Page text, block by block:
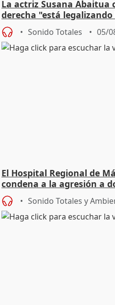
La actriz Susana Abaitua
derecha "está
Sonido Totales 05/
El Hospital Regional de
condena a la agresión a
Urgencias
Sonido Totales y